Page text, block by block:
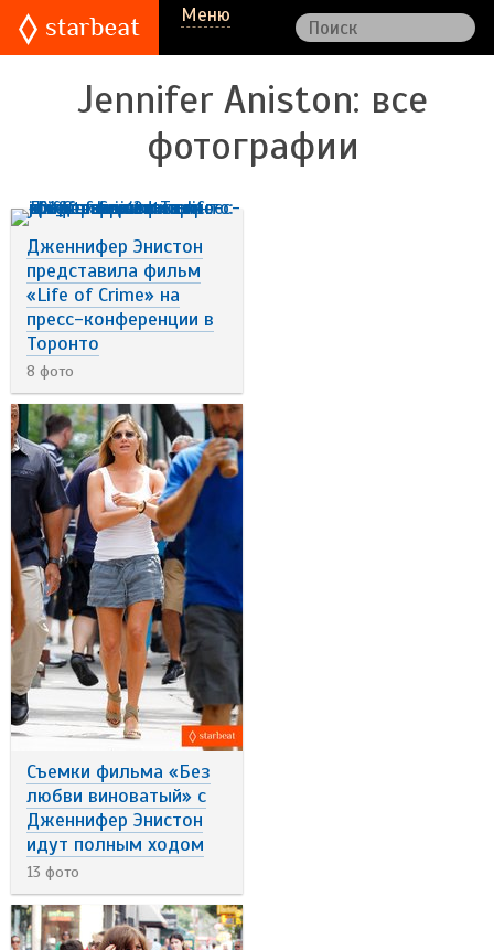
Меню
Jennifer Aniston: все
фотографии
Дженнифер Энистон
представила фильм
«Life of Crime» на
пресс-конференции в
Торонто
8 фото
Съемки фильма «Без
любви виноватый» с
Дженнифер Энистон
идут полным ходом
13 фото